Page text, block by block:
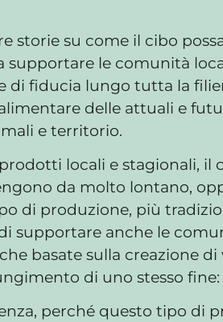
storie su come il cibo
supportare le comunità
di fiducia lungo tutta la
delle attuali e
e territorio.
locali e stagionali, il
da molto lontano,
di produzione, più
supportare anche le
basate sulla creazione di
di uno stesso fine:
perché questo tipo di